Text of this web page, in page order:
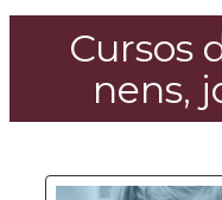
Cursos
nens,